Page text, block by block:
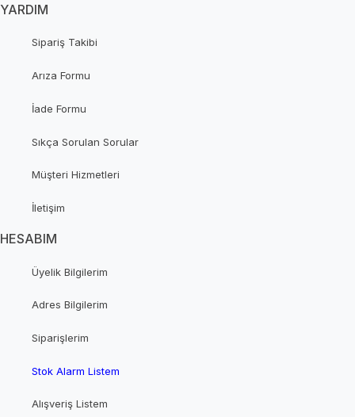
YARDIM
Sipariş Takibi
Arıza Formu
İade Formu
Sıkça Sorulan Sorular
Müşteri Hizmetleri
İletişim
HESABIM
Üyelik Bilgilerim
Adres Bilgilerim
Siparişlerim
Stok Alarm Listem
Alışveriş Listem